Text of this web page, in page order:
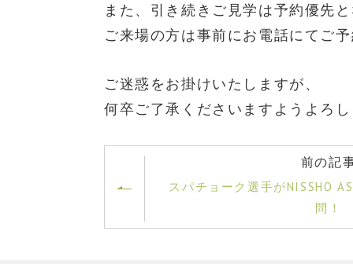
また、引き続きご見学は予約優先
ご来場の方は事前にお電話にてご
ご迷惑をお掛けいたしますが、
何卒ご了承くださいますようよろ
前の記
スパチョーク選手がNISSHO
問！